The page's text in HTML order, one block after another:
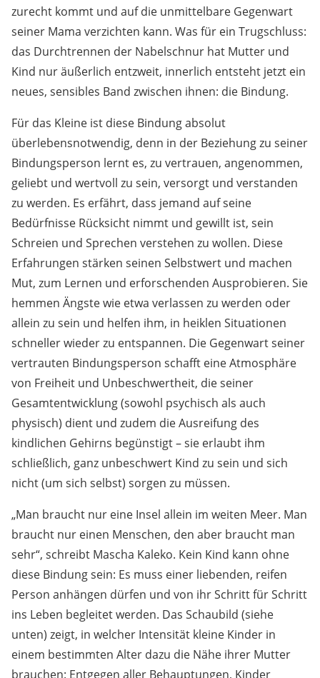
zurecht kommt und auf die unmittelbare Gegenwart
seiner Mama verzichten kann. Was für ein Trugschluss:
das Durchtrennen der Nabelschnur hat Mutter und
Kind nur äußerlich entzweit, innerlich entsteht jetzt ein
neues, sensibles Band zwischen ihnen: die Bindung.
Für das Kleine ist diese Bindung absolut
überlebensnotwendig, denn in der Beziehung zu seiner
Bindungsperson lernt es, zu vertrauen, angenommen,
geliebt und wertvoll zu sein, versorgt und verstanden
zu werden. Es erfährt, dass jemand auf seine
Bedürfnisse Rücksicht nimmt und gewillt ist, sein
Schreien und Sprechen verstehen zu wollen. Diese
Erfahrungen stärken seinen Selbstwert und machen
Mut, zum Lernen und erforschenden Ausprobieren. Sie
hemmen Ängste wie etwa verlassen zu werden oder
allein zu sein und helfen ihm, in heiklen Situationen
schneller wieder zu entspannen. Die Gegenwart seiner
vertrauten Bindungsperson schafft eine Atmosphäre
von Freiheit und Unbeschwertheit, die seiner
Gesamtentwicklung (sowohl psychisch als auch
physisch) dient und zudem die Ausreifung des
kindlichen Gehirns begünstigt – sie erlaubt ihm
schließlich, ganz unbeschwert Kind zu sein und sich
nicht (um sich selbst) sorgen zu müssen.
„Man braucht nur eine Insel allein im weiten Meer. Man
braucht nur einen Menschen, den aber braucht man
sehr“, schreibt Mascha Kaleko. Kein Kind kann ohne
diese Bindung sein: Es muss einer liebenden, reifen
Person anhängen dürfen und von ihr Schritt für Schritt
ins Leben begleitet werden. Das Schaubild (siehe
unten) zeigt, in welcher Intensität kleine Kinder in
einem bestimmten Alter dazu die Nähe ihrer Mutter
brauchen: Entgegen aller Behauptungen, Kinder